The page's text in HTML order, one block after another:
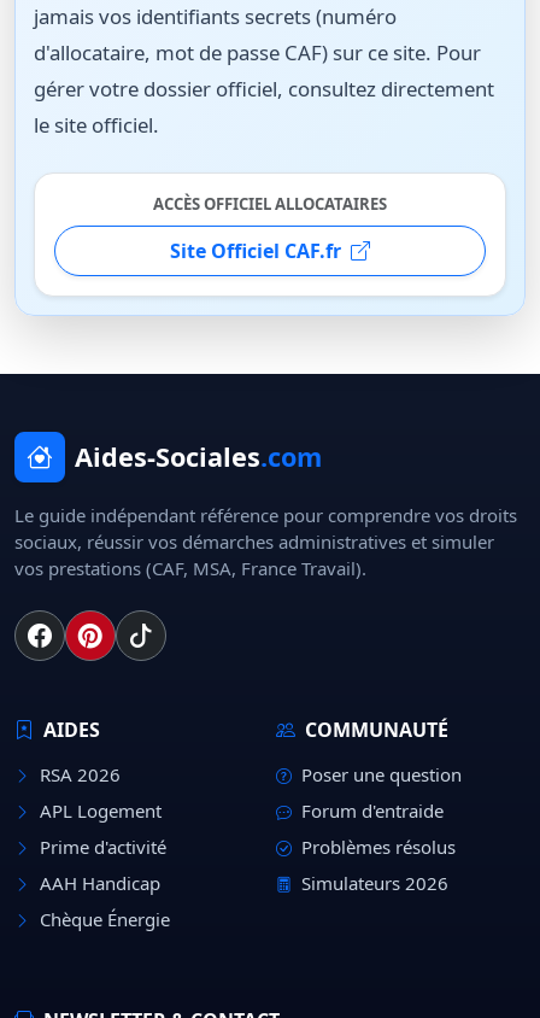
jamais vos identifiants secrets (numéro
d'allocataire, mot de passe CAF) sur ce site. Pour
gérer votre dossier officiel, consultez directement
le site officiel.
ACCÈS OFFICIEL ALLOCATAIRES
Site Officiel CAF.fr
Aides-Sociales.com
Le guide indépendant référence pour comprendre vos droits
sociaux, réussir vos démarches administratives et simuler
vos prestations (CAF, MSA, France Travail).
AIDES
RSA 2026
APL Logement
Prime d'activité
AAH Handicap
Chèque Énergie
COMMUNAUTÉ
Poser une question
Forum d'entraide
Problèmes résolus
Simulateurs 2026